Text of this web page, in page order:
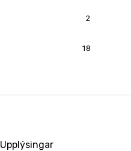
2
18
Upplýsingar